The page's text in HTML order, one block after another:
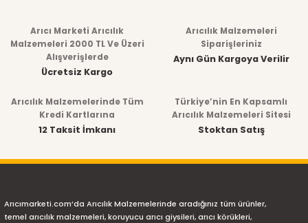
Arıcı Marketi Arıcılık
Malzemeleri 2000 TL Ve Üzeri
Alışverişlerde
Ücretsiz Kargo
Arıcılık Malzemeleri
Siparişleriniz
Aynı Gün Kargoya Verilir
Arıcılık Malzemelerinde Tüm
Kredi Kartlarına
12 Taksit İmkanı
Türkiye’nin En Kapsamlı
Arıcılık Malzemeleri Sitesi
Stoktan Satış
Arıcımarketi.com’da Arıcılık Malzemelerinde aradığınız tüm ürünler,
temel arıcılık malzemeleri, koruyucu arıcı giysileri, arıcı körükleri,